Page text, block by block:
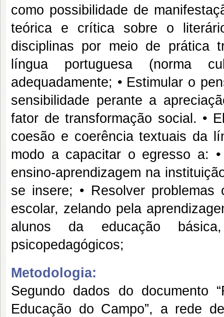
como possibilidade de
teórica e crítica sobre o
disciplinas por meio de prática
língua portuguesa (norma
adequadamente; • Estimular o
sensibilidade perante a
fator de transformação social. •
coesão e coerência textuais da
modo a capacitar o egresso a:
ensino-aprendizagem na
se insere; • Resolver
escolar, zelando pela
alunos da educação
psicopedagógicos;
Metodologia:
Segundo dados do documento
Educação do Campo”, a rede